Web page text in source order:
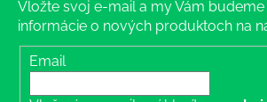
Vložte svoj e-mail a my Vám budeme
informácie o nových produktoch na
Email